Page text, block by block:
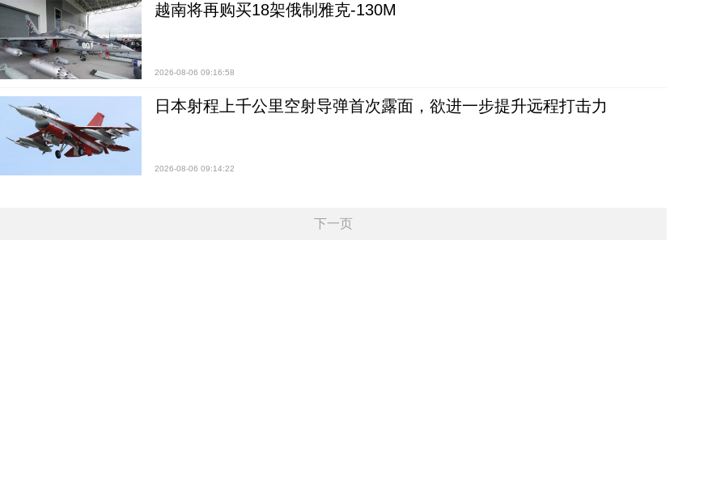
越南将再购买18架俄制雅克-130M
2026-08-06 09:16:58
日本射程上千公里空射导弹首次露面，欲进一步提升远程打击力
2026-08-06 09:14:22
下一页